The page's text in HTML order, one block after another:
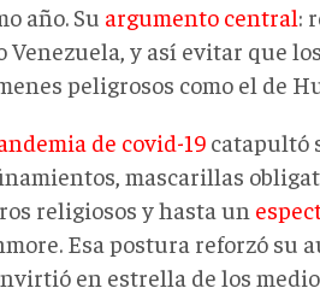
año. Su argumento central:
Venezuela, y así evitar que
peligrosos como el de
de covid-19 catapultó
mascarillas
religiosos y hasta un
Esa postura reforzó su
en estrella de los